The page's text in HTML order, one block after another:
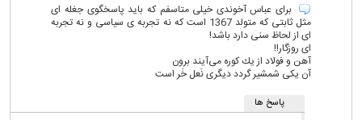
برای عباس آخوندی خیلی متاسفم که باید پاسخگوی جغله ای
مثل ثابتی که متولد 1367 است که نه تجربه ی سیاسی و نه تجربه
ای از لحاظ سنی دارد باشد!
ای روزگار!!
آهن و فولاد از يك كوره می‌آيند برون
آن يكی شمشير گردد ديگری نَعل خَر است
پاسخ ها